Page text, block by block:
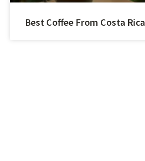
Best Coffee From Costa Rica